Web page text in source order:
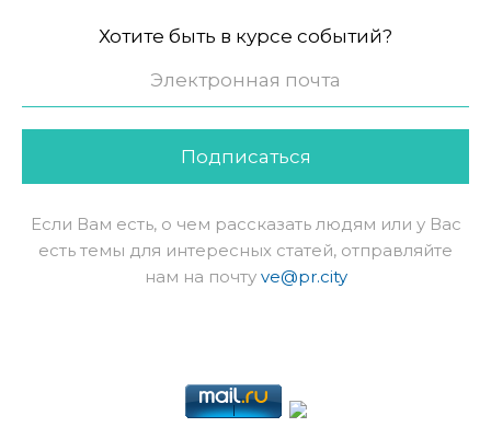
Хотите быть в курсе событий?
Подписаться
Если Вам есть, о чем рассказать людям или у Вас
есть темы для интересных статей, отправляйте
нам на почту ve@pr.city